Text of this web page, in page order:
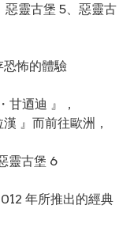
惡靈古堡 5、惡靈古
恐怖的體驗
甘迺迪 』，
』而前往歐洲，
靈古堡 6
年所推出的經典